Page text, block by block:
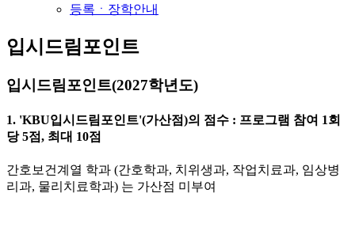
등록ㆍ장학안내
입시드림포인트
입시드림포인트(2027학년도)
1. 'KBU입시드림포인트'(가산점)의 점수 : 프로그램 참여 1회
당 5점, 최대 10점
간호보건계열 학과 (간호학과, 치위생과, 작업치료과, 임상병
리과, 물리치료학과) 는 가산점 미부여